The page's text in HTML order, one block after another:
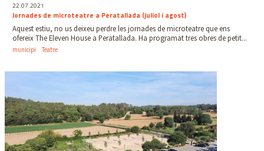
22.07.2021
Jornades de microteatre a Peratallada (juliol i agost)
Aquest estiu, no us deixeu perdre les jornades de microteatre que ens
ofereix The Eleven House a Peratallada. Ha programat tres obres de petit...
municipi
Teatre